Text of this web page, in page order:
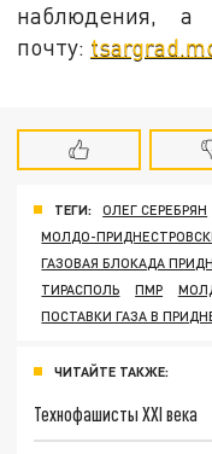
наблюдения,
почту:
ТЕГИ: ОЛЕГ СЕРЕБРЯН
МОЛДО-
ГАЗОВАЯ БЛОКАДА
ТИРАСПОЛЬ
ПМР
ПОСТАВКИ ГАЗА В
ЧИТАЙТЕ ТАКЖЕ:
Технофашисты XXI века